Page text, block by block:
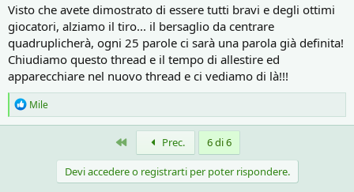
Visto che avete dimostrato di essere tutti bravi e degli ottimi
giocatori, alziamo il tiro... il bersaglio da centrare
quadruplicherà, ogni 25 parole ci sarà una parola già definita!
Chiudiamo questo thread e il tempo di allestire ed
apparecchiare nel nuovo thread e ci vediamo di là!!!
R
e
a
Mile
Primo Prec. 6 di 6
Devi accedere o registrarti per poter rispondere.